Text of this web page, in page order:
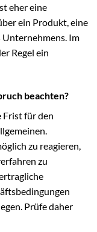
eher eine
ein Produkt, eine
Im
Regel ein
beachten?
Frist für den
zu reagieren,
zu
Prüfe daher